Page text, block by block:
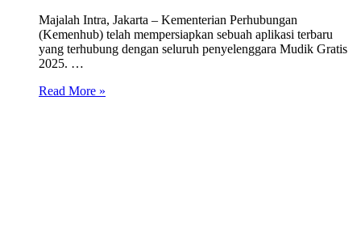
Majalah Intra, Jakarta – Kementerian Perhubungan
(Kemenhub) telah mempersiapkan sebuah aplikasi terbaru
yang terhubung dengan seluruh penyelenggara Mudik Gratis
2025. …
Read More »